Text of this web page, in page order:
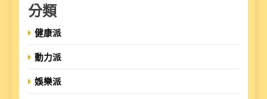
分類
健康派
動力派
娛樂派